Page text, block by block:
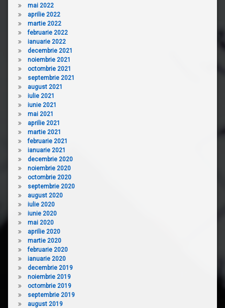
mai 2022
aprilie 2022
martie 2022
februarie 2022
ianuarie 2022
decembrie 2021
noiembrie 2021
octombrie 2021
septembrie 2021
august 2021
iulie 2021
iunie 2021
mai 2021
aprilie 2021
martie 2021
februarie 2021
ianuarie 2021
decembrie 2020
noiembrie 2020
octombrie 2020
septembrie 2020
august 2020
iulie 2020
iunie 2020
mai 2020
aprilie 2020
martie 2020
februarie 2020
ianuarie 2020
decembrie 2019
noiembrie 2019
octombrie 2019
septembrie 2019
august 2019